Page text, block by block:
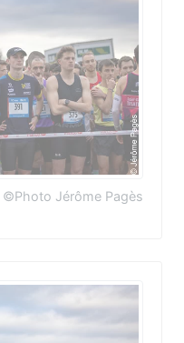
©Photo Jérôme Pagès